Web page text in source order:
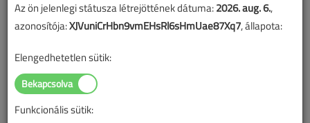
A lapszám megvásárlásával korlátlan hozzáférést kap a
lapszám cikkeihez és pdf formátumban letöltheti a
lapszámot. A sikeres online elektronikus fizetést követően
azonnal aktiválódik a hozzáférés a lapszámhoz. A
hozzáférése nem évül el.
A rendeléshez kérjük, lépjen be!
Az ön jelenlegi státusza létrejöttének dátuma:2026. aug. 6.,
azonosítója:XJVuniCrHbn9vmEHsRl6sHmUae87Xq7, állapota:
Elengedhetetlen sütik:
Funkcionális sütik: